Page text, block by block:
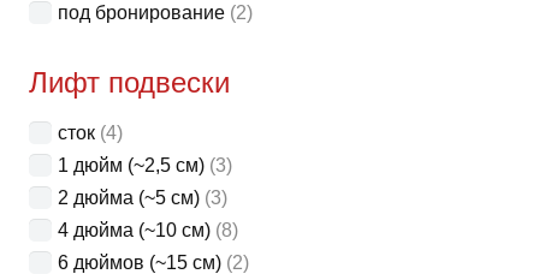
под бронирование (2)
Лифт подвески
сток (4)
1 дюйм (~2,5 см) (3)
2 дюйма (~5 см) (3)
4 дюйма (~10 см) (8)
6 дюймов (~15 см) (2)